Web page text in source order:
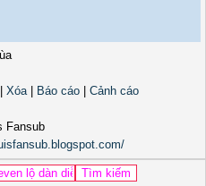
Xóa| Báo cáo
Cảnh cáo
Fansub